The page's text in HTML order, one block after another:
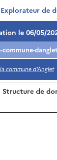
Explorateur de
le 06/05/
commune d'Anglet
Structure de